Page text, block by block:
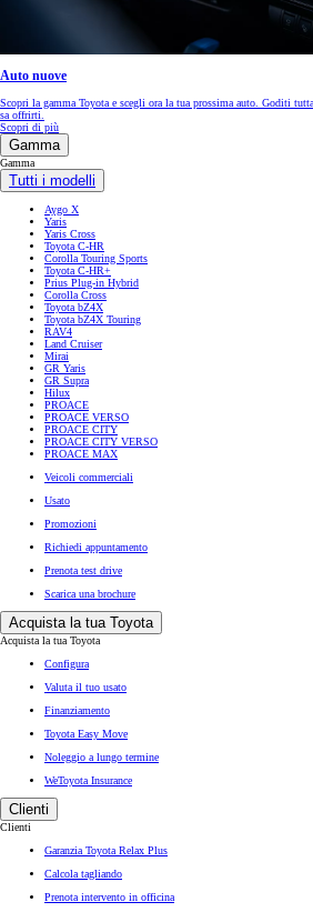
Auto nuove
Scopri la gamma Toyota e scegli ora la tua prossima auto. Goditi
sa offrirti.
Scopri di più
Gamma
Gamma
Tutti i modelli
Aygo X
Yaris
Yaris Cross
Toyota C-HR
Corolla Touring Sports
Toyota C-HR+
Prius Plug-in Hybrid
Corolla Cross
Toyota bZ4X
Toyota bZ4X Touring
RAV4
Land Cruiser
Mirai
GR Yaris
GR Supra
Hilux
PROACE
PROACE VERSO
PROACE CITY
PROACE CITY VERSO
PROACE MAX
Veicoli commerciali
Usato
Promozioni
Richiedi appuntamento
Prenota test drive
Scarica una brochure
Acquista la tua Toyota
Acquista la tua Toyota
Configura
Valuta il tuo usato
Finanziamento
Toyota Easy Move
Noleggio a lungo termine
WeToyota Insurance
Clienti
Clienti
Garanzia Toyota Relax Plus
Calcola tagliando
Prenota intervento in officina